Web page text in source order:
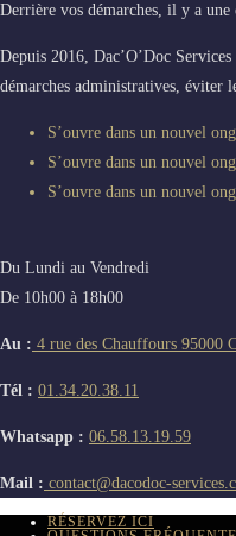
Derrière vos démarches, il y a
Depuis 2016, Dac’O’Doc
démarches administratives, éviter
S’ouvre dans un nouvel
S’ouvre dans un nouvel
S’ouvre dans un nouvel
Du Lundi au Vendredi
De 10h00 à 18h00
Au : 4 rue des Chauffours 95000
Tél : 01.34.20.38.11
Whatsapp : 06.58.13.19.59
Mail : contact@dacodoc-
RÉSERVEZ ICI